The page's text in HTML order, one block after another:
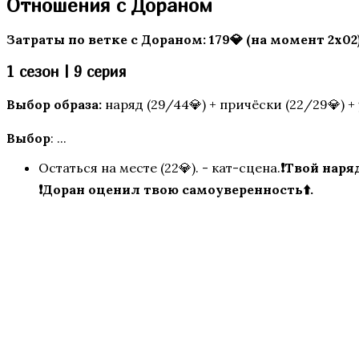
Пришествие Номер Три
Пропавшие
Затраты по ветке с Дораном: 179💎 (на момент
1 сезон | 9 серия
Выбор образа: наряд (29/44💎) + причёски (22/29💎)
Выбор: ...
Остаться на месте (22💎). - кат-сцена.❗Твой
❗Доран оценил твою самоуверенность⬆️.